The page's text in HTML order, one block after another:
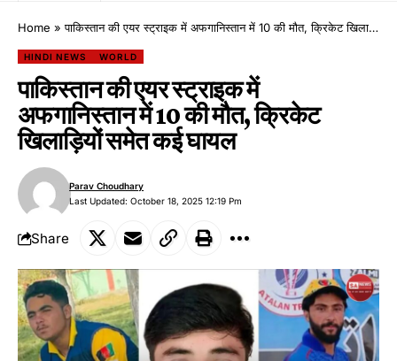
Home »पाकिस्तान की एयर स्ट्राइक में अफगानिस्तान में 10 की मौत, क्रिकेट खिलाड़ियों समेत कई घायल
HINDI NEWS WORLD
पाकिस्तान की एयर स्ट्राइक में
अफगानिस्तान में 10 की मौत, क्रिकेट
खिलाड़ियों समेत कई घायल
Last Updated: October 18, 2025 12:19 Pm
Parav Choudhary
Share